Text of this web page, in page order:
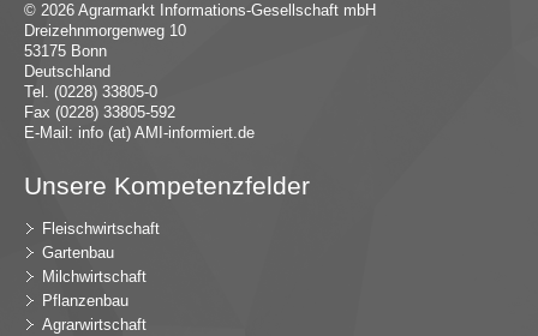
© 2026 Agrarmarkt Informations-Gesellschaft mbH
Dreizehnmorgenweg 10
53175 Bonn
Deutschland
Tel. (0228) 33805-0
Fax (0228) 33805-592
E-Mail: info (at) AMI-informiert.de
Unsere Kompetenzfelder
Fleischwirtschaft
Gartenbau
Milchwirtschaft
Pflanzenbau
Agrarwirtschaft